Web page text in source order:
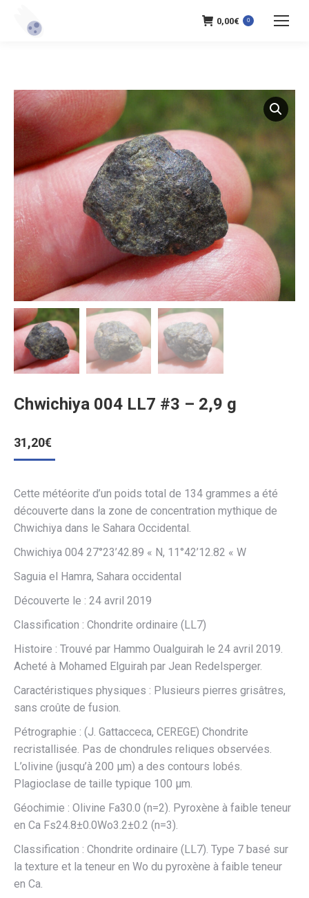
0,00€ 0
Chwichiya 004 LL7 #3 – 2,9 g
31,20€
Cette météorite d’un poids total de 134 grammes a été
découverte dans la zone de concentration mythique de
Chwichiya dans le Sahara Occidental.
Chwichiya 004 27°23’42.89 « N, 11°42’12.82 « W
Saguia el Hamra, Sahara occidental
Découverte le : 24 avril 2019
Classification : Chondrite ordinaire (LL7)
Histoire : Trouvé par Hammo Oualguirah le 24 avril 2019.
Acheté à Mohamed Elguirah par Jean Redelsperger.
Caractéristiques physiques : Plusieurs pierres grisâtres,
sans croûte de fusion.
Pétrographie : (J. Gattacceca, CEREGE) Chondrite
recristallisée. Pas de chondrules reliques observées.
L’olivine (jusqu’à 200 µm) a des contours lobés.
Plagioclase de taille typique 100 µm.
Géochimie : Olivine Fa30.0 (n=2). Pyroxène à faible teneur
en Ca Fs24.8±0.0Wo3.2±0.2 (n=3).
Classification : Chondrite ordinaire (LL7). Type 7 basé sur
la texture et la teneur en Wo du pyroxène à faible teneur
en Ca.